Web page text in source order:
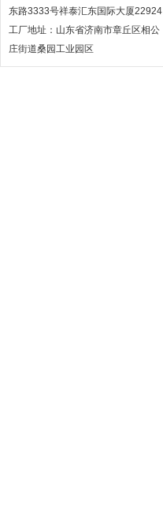
东路3333号祥泰汇东国际大厦22924
工厂地址：山东省济南市章丘区相公
庄街道桑园工业园区